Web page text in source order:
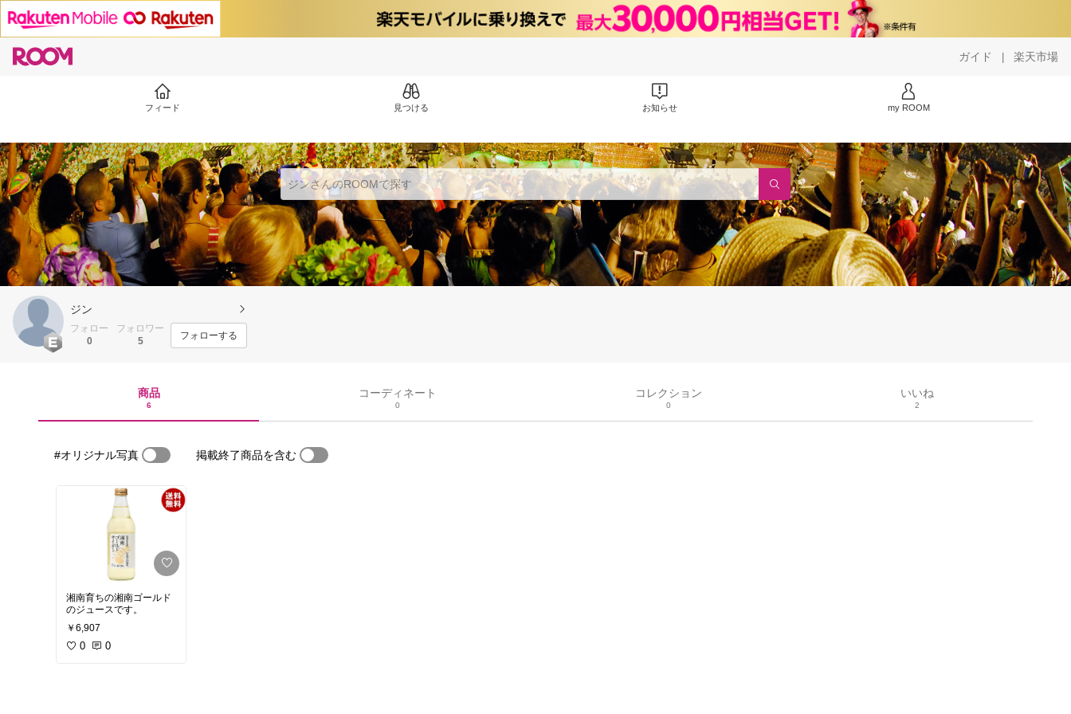
ガイド | 楽天市場
フィード 見つける お知らせ my ROOM
ジン
フォロー
0
フォロワー
5
フォローする
商品
6
コーディネート
0
コレクション
0
いいね
2
#オリジナル写真 掲載終了商品を含む
湘南育ちの湘南ゴールド
のジュースです。
￥6,907
0 0